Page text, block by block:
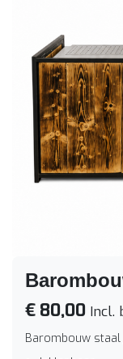
€ 80,00 Incl.
Barombouw